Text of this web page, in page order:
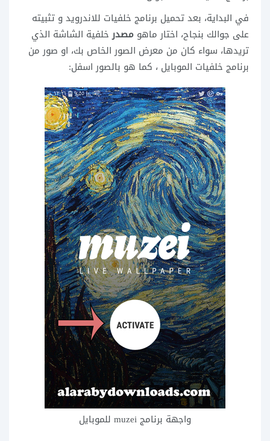
في البداية، بعد تحميل برنامج خلفيات للاندرويد و تثبيته
على جوالك بنجاح، اختار ماهو مصدرخلفية الشاشة الذي
تريدها، سواء كان من معرض الصور الخاص بك، او صور من
برنامج خلفيات الموبايل ، كما هو بالصور اسفل:
واجهة برنامج muzei للموبايل